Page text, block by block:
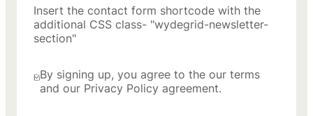
Insert the contact form shortcode with the
additional CSS class- "wydegrid-newsletter-
section"
By signing up, you agree to the our terms
and our Privacy Policy agreement.